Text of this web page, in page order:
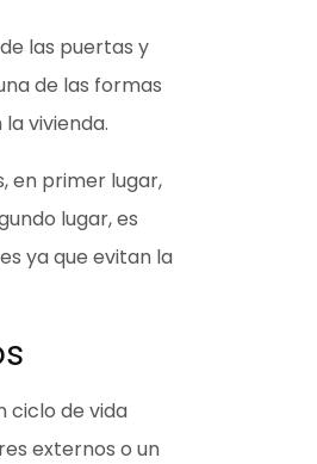
de las puertas y
de las formas
vivienda.
en primer lugar,
lugar, es
ya que evitan la
ciclo de vida
externos o un